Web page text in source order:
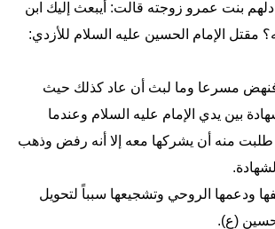
دلهم بنت عمرو زوجته قالت: أيبعث إليك ابن
مقتل الإمام الحسين عليه السلام للأزدي:
مسرعا وما لبث أن عاد كذلك حيث
بين يدي الإمام عليه السلام وعندما
منه أن يشركها معه إلا أنه رفض وذهب
ودعمها الروحي وتشجيعها سبباً لتحويل
(ع).